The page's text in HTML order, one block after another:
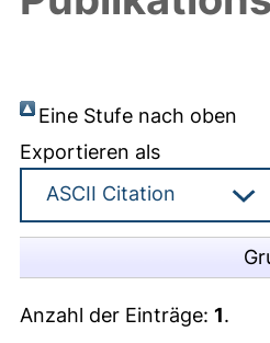
Eine Stufe nach oben
Exportieren als
Anzahl der Einträge: 1.